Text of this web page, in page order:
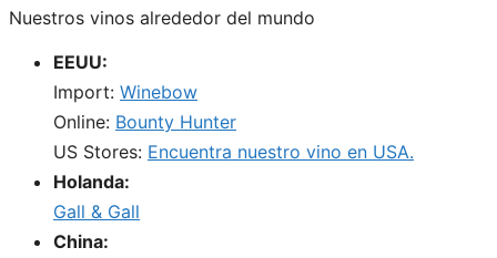
Nuestros vinos alrededor del mundo
EEUU:
Import: Winebow
Online: Bounty Hunter
US Stores: Encuentra nuestro vino en USA.
Holanda:
Gall & Gall
China: